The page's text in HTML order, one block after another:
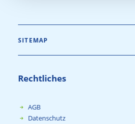
SITEMAP
Rechtliches
AGB
Datenschutz